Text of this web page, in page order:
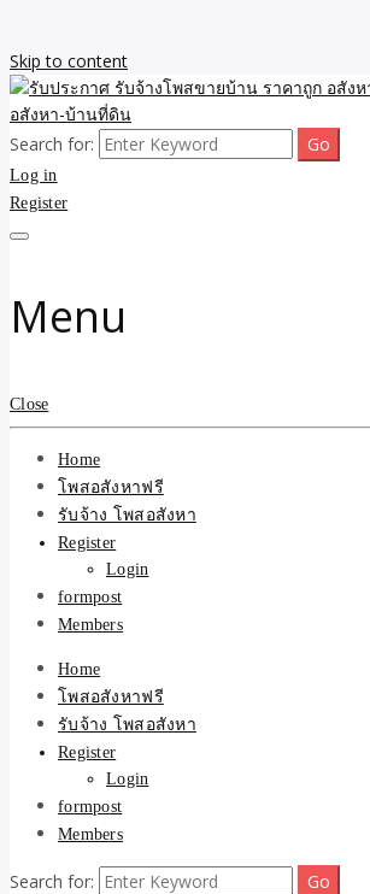
Skip to content
รับประกาศ รับจ้า
รับจ้าง โพสอสังห
รับจ้างโพสขายบ้าน ราคาถูก ประกาศ ขายอสัง
Search for:
Log in
Register
Menu
Close
Home
โพสอสังหาฟรี
รับจ้าง โพสอสังหา
Register
Login
formpost
Members
Home
โพสอสังหาฟรี
รับจ้าง โพสอสังหา
Register
Login
formpost
Members
Search for: